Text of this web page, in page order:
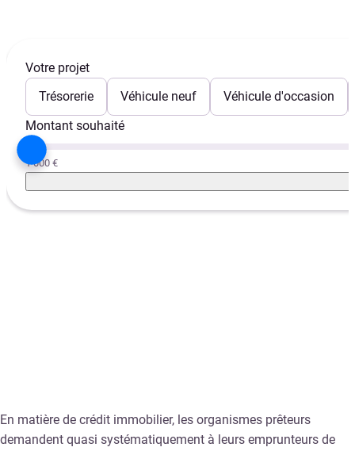
Votre projet
Trésorerie
Véhicule neuf
Véhicule d'occasion
Montant souhaité
1 000 €
En matière de crédit immobilier, les organismes prêteurs
demandent quasi systématiquement à leurs emprunteurs de